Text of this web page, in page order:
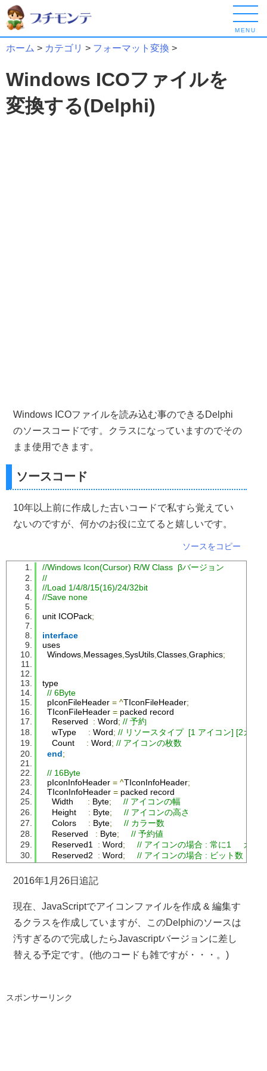
MENU
ホーム > カテゴリ > フォーマット変換 >
Windows ICOファイルを
変換する(Delphi)
Windows ICOファイルを読み込む事のできるDelphi
のソースコードです。クラスになっていますのでその
まま使用できます。
ソースコード
10年以上前に作成した古いコードで私すら覚えてい
ないのですが、何かのお役に立てると嬉しいです。
ソースをコピー
//Windows Icon(Cursor) R/W Class  βバージョン
//
//Load 1/4/8/15(16)/24/32bit
//Save none
unit ICOPack;
interface
uses
Windows,Messages,SysUtils,Classes,Graphics;
type
// 6Byte
  pIconFileHeader
= ^TIconFileHeader;
TIconFileHeader = packed record
Reserved
: Word; // 予約
    wType
: Word; // リソースタイプ  [1 アイコン] [2カー
Count
: Word; // アイコンの枚数
end;
// 16Byte
  pIconInfoHeader
= ^TIconInfoHeader;
TIconInfoHeader = packed record
Width
: Byte;
// アイコンの幅
Height
: Byte;
// アイコンの高さ
Colors
: Byte;
// カラー数
Reserved
: Byte;
// 予約値
Reserved1 : Word;
// アイコンの場合 : 常に1     カー
Reserved2
: Word;
// アイコンの場合 : ビット数  カ
DIBSize
: DWord;
// BitmapInfoHeaderとピクセルデ
DIBOffset :
end
type
  pIconData
TIconData;
TIconData
=packed record
IsIcon
: Word;
// リソースタイプ
Width
Byte ;
// 幅
Height
: Byte;
// 高さ
   hBMP
2016年1月26日追記
現在、JavaScriptでアイコンファイルを作成 & 編集す
るクラスを作成していますが、このDelphiのソースは
汚すぎるので完成したらJavascriptバージョンに差し
替える予定です。(他のコードも雑ですが・・・。)
スポンサーリンク